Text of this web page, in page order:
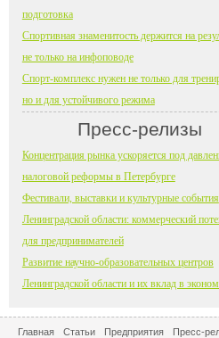
подготовка
Спортивная знаменитость держится на
не только на инфоповоде
Спорт-комплекс нужен не только для
но и для устойчивого режима
Пресс-релизы
Концентрация рынка ускоряется под
налоговой реформы в Петербурге
Фестивали, выставки и культурные события
Ленинградской области: коммерческий
для предпринимателей
Развитие научно-образовательных центров
Ленинградской области и их вклад в
Главная Статьи Предприятия Пресс-